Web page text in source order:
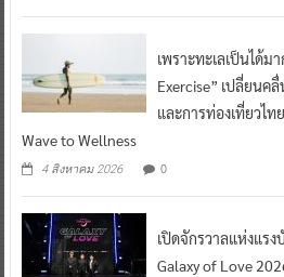
เพราะทะเลเป็นได้
Exercise” เปลี่ยนค
และการท่องเที่ยวไท
Wave to Wellness
4 สิงหาคม 2026 0
เปิดจักรวาลแห่งแร
Galaxy of Love